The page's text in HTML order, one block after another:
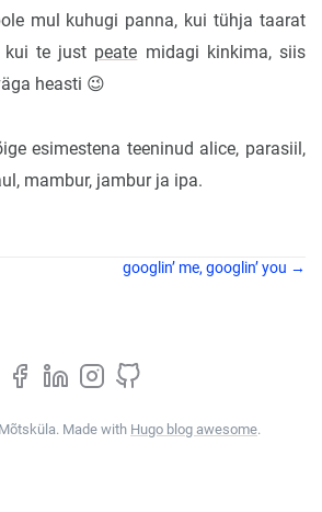
mul kuhugi panna, kui tühja taarat
kui te just peate midagi kinkima, siis
heasti 😉
esimestena teeninud alice, parasiil,
mambur, jambur ja ipa.
googlin’ me, googlin’ you →
Made with Hugo blog awesome.